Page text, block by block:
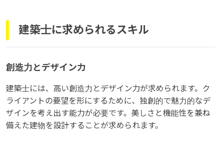
建築士に求められるスキル
創造力とデザイン力
建築士には、高い創造力とデザイン力が求められます。ク
ライアントの要望を形にするために、独創的で魅力的なデ
ザインを考え出す能力が必要です。美しさと機能性を兼ね
備えた建物を設計することが求められます。